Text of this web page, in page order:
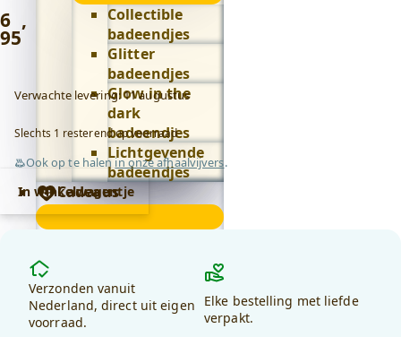
Speciale
eendjes
submenu
Collectible
badeendjes
Glitter
badeendjes
Glow in the
dark
badeendjes
Lichtgevende
badeendjes
Cadeaus
Cadeaus
submenu
kaarsen (Binnenkort)
Badeend
feestartikelen
6 ,
95
Verwachte levering: 11 augustus
Slechts 1 resterend op voorraad
Ook op te halenin onze afhaalvijvers.
Crystal
Pen
-
nicht
aantal
In winkelwagentje
Waarom
kiezen
voor
debadeend.nl?
Verzonden vanuit
Nederland, direct uit eigen
voorraad.
Elke bestelling met liefde
verpakt.